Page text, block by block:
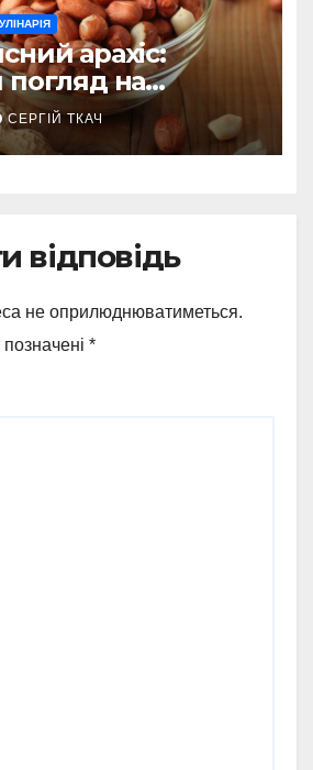
арахіс:
погляд на
СЕРГІЙ ТКАЧ
відповідь
не оприлюднюватиметься.
*